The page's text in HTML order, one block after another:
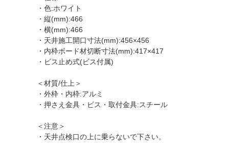
・色:ホワイト
・縦(mm):466
・横(mm):466
・天井施工開口寸法(mm):456×456
・内枠ボード材切断寸法(mm):417×417
・ビス止め式(ビス付属)
＜材質/仕上＞
・外枠・内枠:アルミ
・押さえ金具・ビス・取付金具:スチール
＜注意＞
・天井点検口の上に乗らないで下さい。